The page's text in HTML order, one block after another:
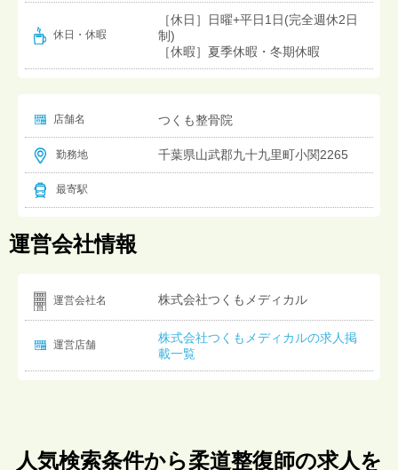
休日・休暇
［休日］日曜+平日1日(完全週休2日
制)
［休暇］夏季休暇・冬期休暇
店舗名 つくも整骨院
勤務地 千葉県山武郡九十九里町小関2265
最寄駅
運営会社情報
運営会社名 株式会社つくもメディカル
運営店舗
株式会社つくもメディカルの求人掲
載一覧
人気検索条件から柔道整復師の求人を